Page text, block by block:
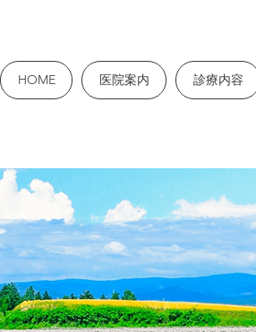
HOME 医院案内 診療内容